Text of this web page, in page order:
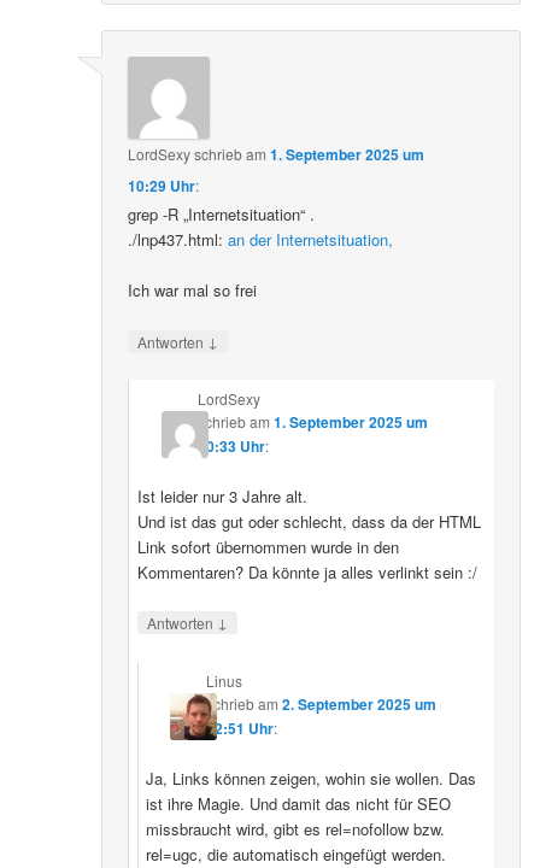
LordSexyschriebam1. September 2025 um
10:29 Uhr:
grep -R „Internetsituation“ .
./lnp437.html:an der Internetsituation,
Ich war mal so frei
Antworten ↓
LordSexy
schriebam 1. September 2025 um
10:33 Uhr:
Ist leider nur 3 Jahre alt.
Und ist das gut oder schlecht, dass da der HTML
Link sofort übernommen wurde in den
Kommentaren? Da könnte ja alles verlinkt sein :/
Antworten ↓
Linus
schriebam2. September 2025 um
12:51 Uhr:
Ja, Links können zeigen, wohin sie wollen. Das
ist ihre Magie. Und damit das nicht für SEO
missbraucht wird, gibt es rel=nofollow bzw.
rel=ugc, die automatisch eingefügt werden.